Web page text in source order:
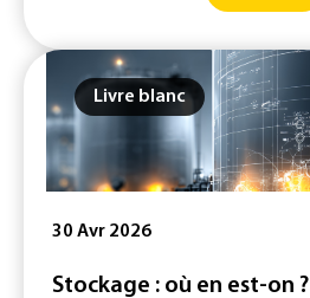
Livre blanc
30 Avr 2026
Stockage : où en est-on ?